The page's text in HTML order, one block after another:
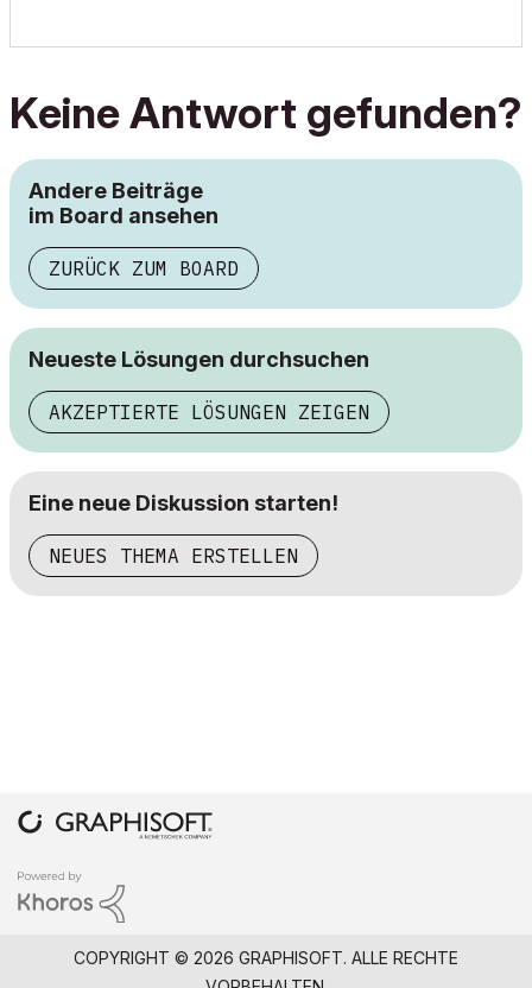
Keine Antwort gefunden?
Andere Beiträge
im Board ansehen
ZURÜCK ZUM BOARD
Neueste Lösungen durchsuchen
AKZEPTIERTE LÖSUNGEN ZEIGEN
Eine neue Diskussion starten!
NEUES THEMA ERSTELLEN
COPYRIGHT © 2026 GRAPHISOFT. ALLE RECHTE